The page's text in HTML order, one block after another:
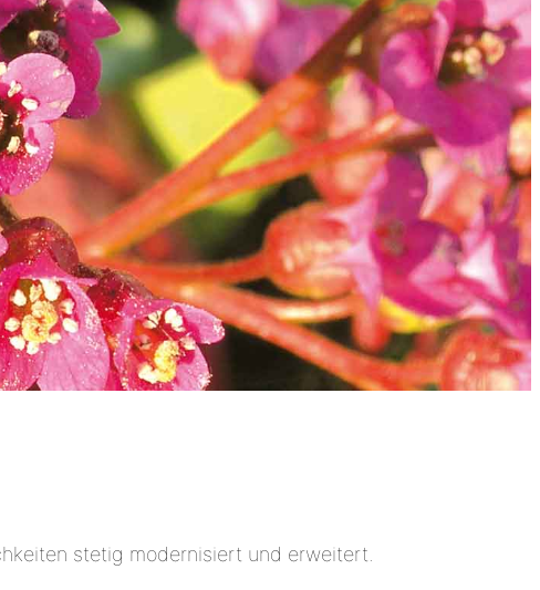
stetig modernisiert und erweitert.